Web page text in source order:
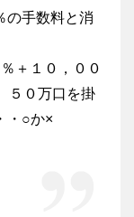
の手数料と消
＋１０，００
５０万口を掛
・○か×